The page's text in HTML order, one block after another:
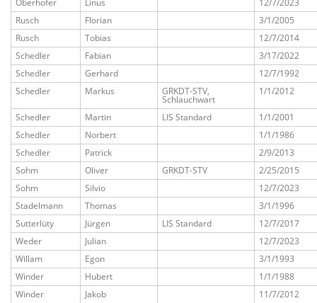
Rusch
Florian
3/1/2005
Rusch
Tobias
12/7/2014
Schedler
Fabian
3/17/2022
Schedler
Gerhard
12/7/1992
Schedler
Markus GRKDT-STV,
Schlauchwart
1/1/2012
Schedler Martin LIS Standard
1/1/2001
Schedler
Norbert
1/1/1986
Schedler
Patrick
2/9/2013
Sohm
Oliver GRKDT-STV
2/25/2015
Sohm
Silvio
12/7/2023
Stadelmann
Thomas
3/1/1996
Sutterlüty
Jürgen LIS Standard
12/7/2017
Weder
Julian
12/7/2023
Willam
Egon
3/1/1993
Winder
Hubert
1/1/1988
Winder
Jakob
11/7/2012